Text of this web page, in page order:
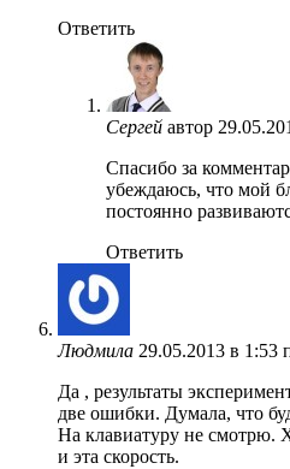
Ответить
Сергей автор
Спасибо за
убеждаюсь, что мой
постоянно
Ответить
Людмила 29.05.2013 в 1:53
Да , результаты
две ошибки. Думала, что
На клавиатуру не смотрю.
и эта скорость.